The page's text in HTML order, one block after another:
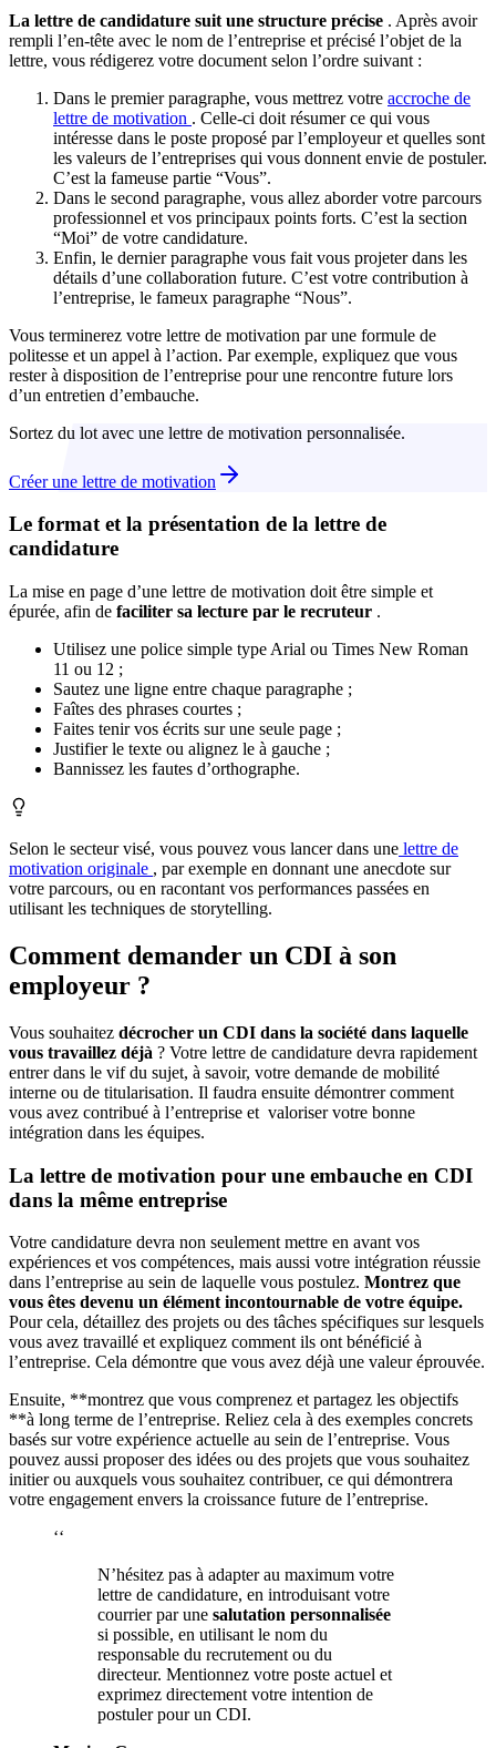
La lettre de candidature suit une structure précise . Après avoir
rempli l’en-tête avec le nom de l’entreprise et précisé l’objet de la
lettre, vous rédigerez votre document selon l’ordre suivant :
Dans le premier paragraphe, vous mettrez votre accroche de
lettre de motivation . Celle-ci doit résumer ce qui vous
intéresse dans le poste proposé par l’employeur et quelles sont
les valeurs de l’entreprises qui vous donnent envie de postuler.
C’est la fameuse partie “Vous”.
Dans le second paragraphe, vous allez aborder votre parcours
professionnel et vos principaux points forts. C’est la section
“Moi” de votre candidature.
Enfin, le dernier paragraphe vous fait vous projeter dans les
détails d’une collaboration future. C’est votre contribution à
l’entreprise, le fameux paragraphe “Nous”.
Vous terminerez votre lettre de motivation par une formule de
politesse et un appel à l’action. Par exemple, expliquez que vous
rester à disposition de l’entreprise pour une rencontre future lors
d’un entretien d’embauche.
Sortez du lot avec une lettre de motivation personnalisée.
Créer une lettre de motivation
Le format et la présentation de la lettre de
candidature
La mise en page d’une lettre de motivation doit être simple et
épurée, afin de faciliter sa lecture par le recruteur .
Utilisez une police simple type Arial ou Times New Roman
11 ou 12 ;
Sautez une ligne entre chaque paragraphe ;
Faîtes des phrases courtes ;
Faites tenir vos écrits sur une seule page ;
Justifier le texte ou alignez le à gauche ;
Bannissez les fautes d’orthographe.
Selon le secteur visé, vous pouvez vous lancer dans une lettre de
motivation originale , par exemple en donnant une anecdote sur
votre parcours, ou en racontant vos performances passées en
utilisant les techniques de storytelling.
Comment demander un CDI à son
employeur ?
Vous souhaitez décrocher un CDI dans la société dans laquelle
vous travaillez déjà ? Votre lettre de candidature devra rapidement
entrer dans le vif du sujet, à savoir, votre demande de mobilité
interne ou de titularisation. Il faudra ensuite démontrer comment
vous avez contribué à l’entreprise et valoriser votre bonne
intégration dans les équipes.
La lettre de motivation pour une embauche en CDI
dans la même entreprise
Votre candidature devra non seulement mettre en avant vos
expériences et vos compétences, mais aussi votre intégration réussie
dans l’entreprise au sein de laquelle vous postulez. Montrez que
vous êtes devenu un élément incontournable de votre équipe.
Pour cela, détaillez des projets ou des tâches spécifiques sur lesquels
vous avez travaillé et expliquez comment ils ont bénéficié à
l’entreprise. Cela démontre que vous avez déjà une valeur éprouvée.
Ensuite, **montrez que vous comprenez et partagez les objectifs
**à long terme de l’entreprise. Reliez cela à des exemples concrets
basés sur votre expérience actuelle au sein de l’entreprise. Vous
pouvez aussi proposer des idées ou des projets que vous souhaitez
initier ou auxquels vous souhaitez contribuer, ce qui démontrera
votre engagement envers la croissance future de l’entreprise.
‘‘
N’hésitez pas à adapter au maximum votre
lettre de candidature, en introduisant votre
courrier par une salutation personnalisée
si possible, en utilisant le nom du
responsable du recrutement ou du
directeur. Mentionnez votre poste actuel et
exprimez directement votre intention de
postuler pour un CDI.